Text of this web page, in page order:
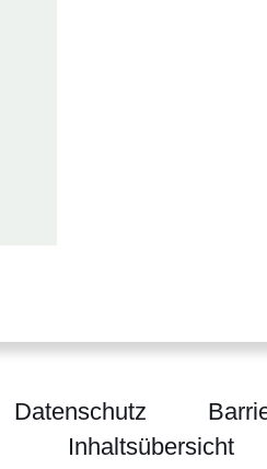
Datenschutz
Inhaltsübersicht